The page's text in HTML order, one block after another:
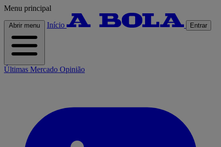
Menu principal
Abrir menu Início Entrar
Últimas Mercado Opinião